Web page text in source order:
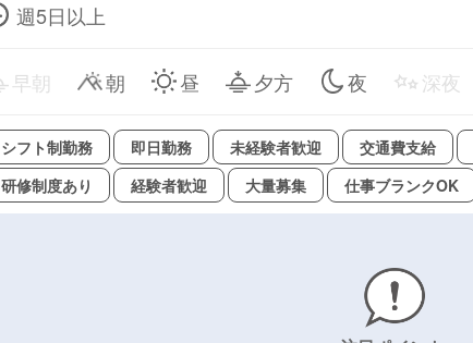
週5日以上
早朝 朝 昼 夕方 夜 深夜
シフト制勤務 即日勤務 未経験者歓迎
交通費支給
研修制度あり
経験者歓迎 大量募集 仕事ブランクOK